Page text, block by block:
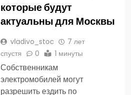
которые будут
актуальны для Москвы
vladivo_stoc
7 лет
спустя
0 1 минуты
Собственникам
электромобилей могут
разрешить ездить по